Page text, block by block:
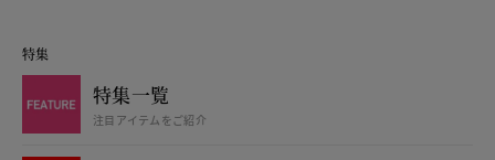
特集
特集一覧
注目アイテムをご紹介